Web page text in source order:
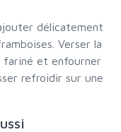
délicatement
Verser la
fariné et enfourner
refroidir sur une